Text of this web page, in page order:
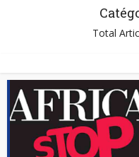
Total